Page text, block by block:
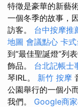
特徵是豪華的新藝
一個冬季的故事，
訪客。 台中按摩推
地圖 會議點心 卡
到“最佳聖誕燈”列
飾品。 台北記帳士
琴IRL。 新竹 按摩
公園舉行的一個小
我們。 Google商